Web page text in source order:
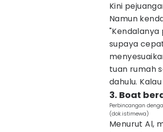
Kini
Namun
supaya
tuan rumah
dahulu.
3. Boat
Perbincangan
(dok.istimewa)
Menurut Al,